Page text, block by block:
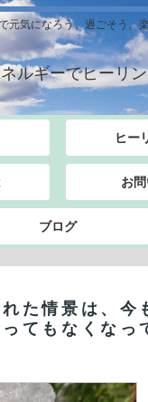
元気になろう、過ごそう、
ルギーでヒーリ
ヒー
お
ブログ
た情景は、今
てもなくなっ